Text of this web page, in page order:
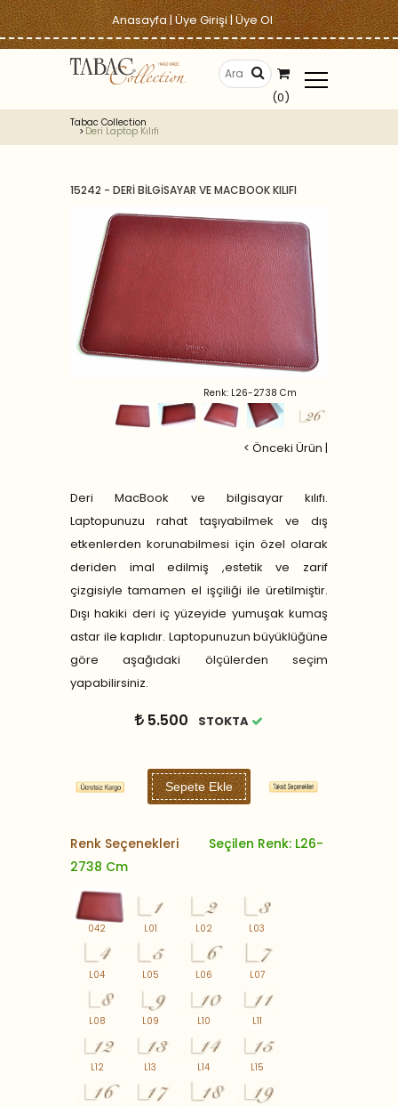
Anasayfa|Üye Girişi|Üye Ol
(0)
Tabac Collection
Deri Laptop Kılıfı
15242 - DERİ BİLGİSAYAR VE MACBOOK KILIFI
Renk: L26-2738 Cm
< Önceki Ürün |
Deri MacBook ve bilgisayar kılıfı.
Laptopunuzu rahat taşıyabilmek ve dış
etkenlerden korunabilmesi için özel olarak
deriden imal edilmiş ,estetik ve zarif
çizgisiyle tamamen el işçiliği ile üretilmiştir.
Dışı hakiki deri iç yüzeyide yumuşak kumaş
astar ile kaplıdır. Laptopunuzun büyüklüğüne
göre aşağıdaki ölçülerden seçim
yapabilirsiniz.
5.500 STOKTA
Sepete Ekle
Renk Seçenekleri
Seçilen Renk: L26-
2738 Cm
042 L01 L02 L03
L04 L05 L06 L07
L08 L09 L10 L11
L12 L13 L14 L15